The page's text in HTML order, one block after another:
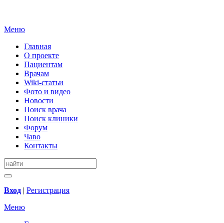
Меню
Главная
О проекте
Пациентам
Врачам
Wiki-статьи
Фото и видео
Новости
Поиск врача
Поиск клиники
Форум
Чаво
Контакты
Вход | Регистрация
Меню